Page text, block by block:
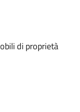
di proprietà